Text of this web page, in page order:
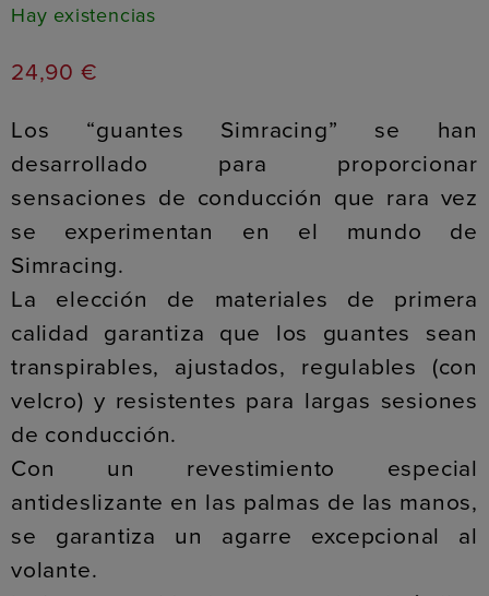
Hay existencias
24,90 €
Los “guantes Simracing” se han
desarrollado para proporcionar
sensaciones de conducción que rara vez
se experimentan en el mundo de
Simracing.
La elección de materiales de primera
calidad garantiza que los guantes sean
transpirables, ajustados, regulables (con
velcro) y resistentes para largas sesiones
de conducción.
Con un revestimiento especial
antideslizante en las palmas de las manos,
se garantiza un agarre excepcional al
volante.